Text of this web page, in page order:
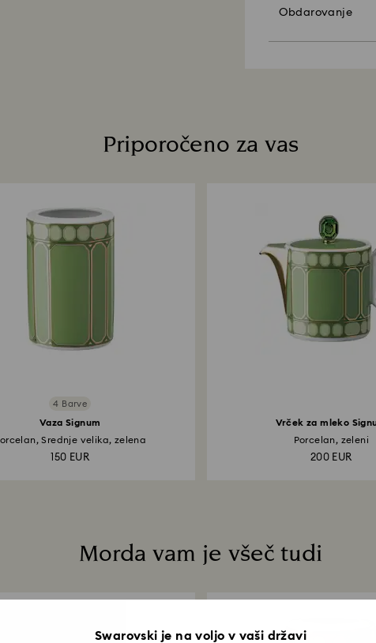
strank.
Ko prejmemo
vračila artiklov
datuma pošiljanja.
Obdarovanje
Ko izberete
Priporočeno za vas
4 Barve
Vaza Signum
Srednje velika, zelena
150 EUR
Vrček za mleko
Porcelan, zeleni
200 EUR
Morda vam je všeč tudi
Swarovski je na voljo v vaši državi